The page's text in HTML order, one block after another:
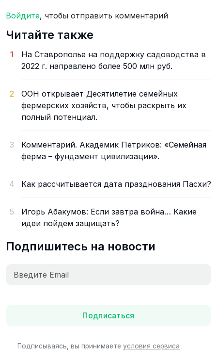
Войдите, чтобы отправить комментарий
Читайте также
1
На Ставрополье на поддержку садоводства в
2022 г. направлено более 500 млн руб.
2
ООН открывает Десятилетие семейных
фермерских хозяйств, чтобы раскрыть их
полный потенциал.
3
Комментарий. Академик Петриков: «Семейная
ферма – фундамент цивилизации».
4 Как рассчитывается дата празднования Пасхи?
5
Игорь Абакумов: Если завтра война… Какие
идеи пойдем защищать?
Подпишитесь на новости
Подписаться
Подписываясь, вы принимаете условия сервиса